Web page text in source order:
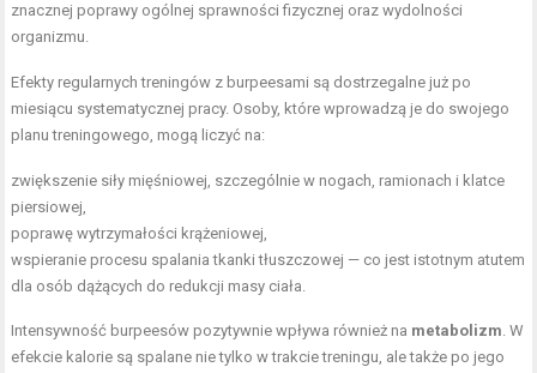
znacznej poprawy ogólnej sprawności fizycznej oraz wydolności
organizmu.
Efekty regularnych treningów z burpeesami są dostrzegalne już po
miesiącu systematycznej pracy. Osoby, które wprowadzą je do swojego
planu treningowego, mogą liczyć na:
zwiększenie siły mięśniowej, szczególnie w nogach, ramionach i klatce
piersiowej,
poprawę wytrzymałości krążeniowej,
wspieranie procesu spalania tkanki tłuszczowej — co jest istotnym atutem
dla osób dążących do redukcji masy ciała.
Intensywność burpeesów pozytywnie wpływa również na metabolizm. W
efekcie kalorie są spalane nie tylko w trakcie treningu, ale także po jego